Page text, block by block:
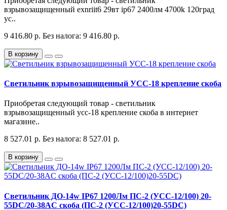
взрывозащищенный exnriit6 29вт ip67 2400лм 4700k 120град
ус..
9 416.80 р. Без налога: 9 416.80 р.
В корзину
Светильник взрывозащищенный УСС-18 крепление скоба
Приобретая следующий товар - светильник
взрывозащищенный усс-18 крепление скоба в интернет
магазине..
8 527.01 р. Без налога: 8 527.01 р.
В корзину
Светильник ДО-14w IP67 1200Лм ПС-2 (УСС-12/100) 20-
55DC/20-38AC скоба (ПС-2 (УСС-12/100)20-55DC)